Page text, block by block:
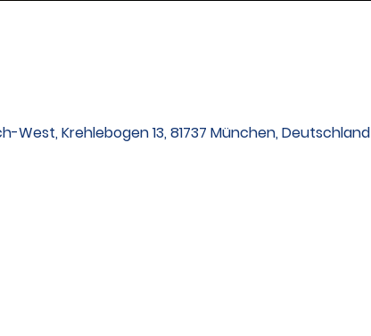
West, Krehlebogen 13, 81737 München, Deutschland